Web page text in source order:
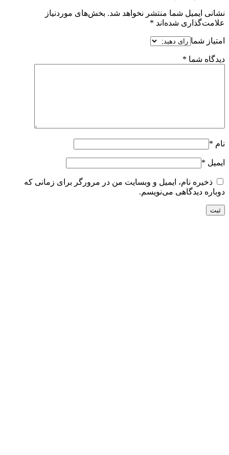
نشانی ایمیل شما منتشر نخواهد شد. بخش‌های موردنیاز
علامت‌گذاری شده‌اند *
امتیاز شما
دیدگاه شما *
نام *
ایمیل *
ذخیره نام، ایمیل و وبسایت من در مرورگر برای زمانی که
دوباره دیدگاهی می‌نویسم.